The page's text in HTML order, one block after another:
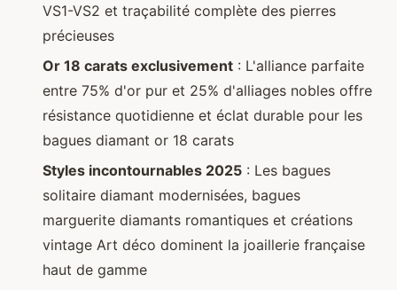
VS1-VS2 et traçabilité complète des pierres
précieuses
Or 18 carats exclusivement : L'alliance parfaite
entre 75% d'or pur et 25% d'alliages nobles offre
résistance quotidienne et éclat durable pour les
bagues diamant or 18 carats
Styles incontournables 2025 : Les bagues
solitaire diamant modernisées, bagues
marguerite diamants romantiques et créations
vintage Art déco dominent la joaillerie française
haut de gamme